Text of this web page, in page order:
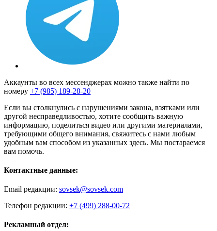
Аккаунты во всех мессенджерах можно также найти по
номеру +7 (985) 189-28-20
Если вы столкнулись с нарушениями закона, взятками или
другой несправедливостью, хотите сообщить важную
информацию, поделиться видео или другими материалами,
требующими общего внимания, свяжитесь с нами любым
удобным вам способом из указанных здесь. Мы постараемся
вам помочь.
Контактные данные:
Email редакции: sovsek@sovsek.com
Телефон редакции: +7 (499) 288-00-72
Рекламный отдел: